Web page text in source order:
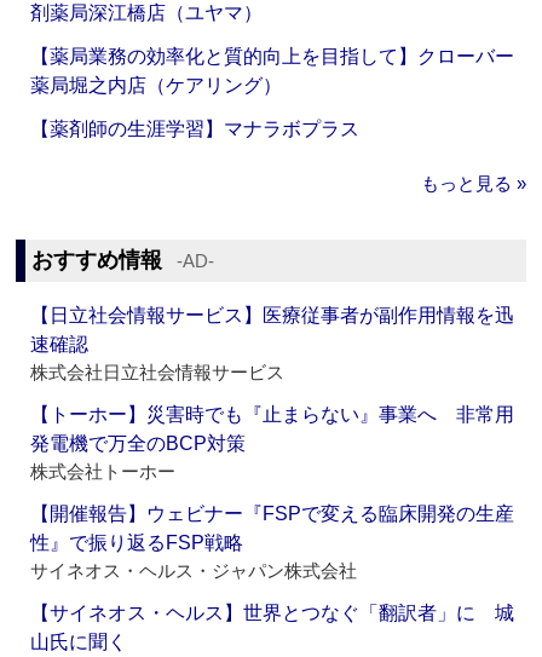
剤薬局深江橋店（ユヤマ）
【薬局業務の効率化と質的向上を目指して】クローバー
薬局堀之内店（ケアリング）
【薬剤師の生涯学習】マナラボプラス
もっと見る »
おすすめ情報 ‐AD‐
【日立社会情報サービス】医療従事者が副作用情報を迅
速確認
株式会社日立社会情報サービス
【トーホー】災害時でも『止まらない』事業へ 非常用
発電機で万全のBCP対策
株式会社トーホー
【開催報告】ウェビナー『FSPで変える臨床開発の生産
性』で振り返るFSP戦略
サイネオス・ヘルス・ジャパン株式会社
【サイネオス・ヘルス】世界とつなぐ「翻訳者」に 城
山氏に聞く